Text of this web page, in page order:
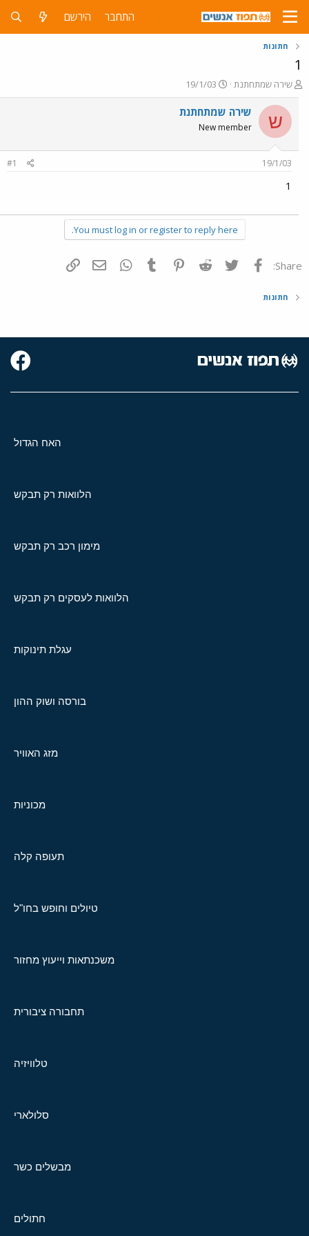
התחבר הירשם
חתונות
1
פ
ו
ת
ח
ה
ש
א
שירה שמתחתנת
פ
ו
ר
ם
19/1/03
ש שירה שמתחתנת
New member
19/1/03
#1
1
You must log in or register to reply here.
Share: פייסבוק Twitter
Reddit
Pinterest
Tumblr
WhatsAppדואר אלקטרוני
חתונות
האח הגדול
הלוואות רק תבקש
מימון רכב רק תבקש
הלוואות לעסקים רק תבקש
עגלת תינוקות
בורסה ושוק ההון
מזג האוויר
מכוניות
תעופה קלה
טיולים וחופש בחו"ל
משכנתאות וייעוץ מחזור
תחבורה ציבורית
טלוויזיה
סלולארי
מבשלים כשר
חתולים